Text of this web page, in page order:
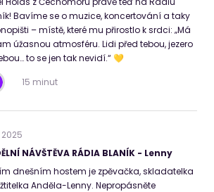
Bavíme se o muzice, koncertování a taky
– místě, které mu přirostlo k srdci: „Má
úžasnou atmosféru. Lidi před tebou, jezero
to se jen tak nevidí.“ 💛
15 minut
2025
NÁVŠTĚVA RÁDIA BLANÍK - Lenny
dnešním hostem je zpěvačka, skladatelka
Anděla-Lenny. Nepropásněte